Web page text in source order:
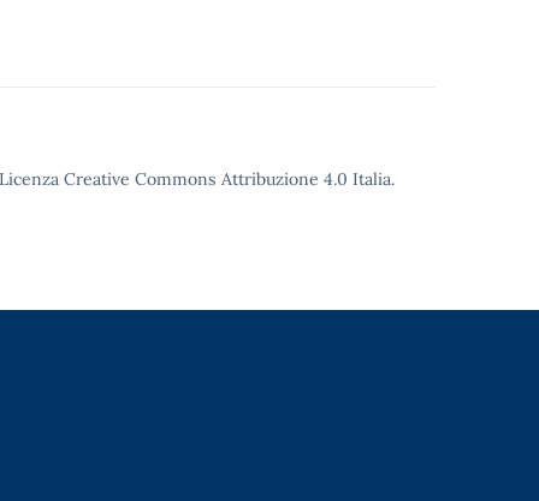
Creative Commons Attribuzione 4.0 Italia.